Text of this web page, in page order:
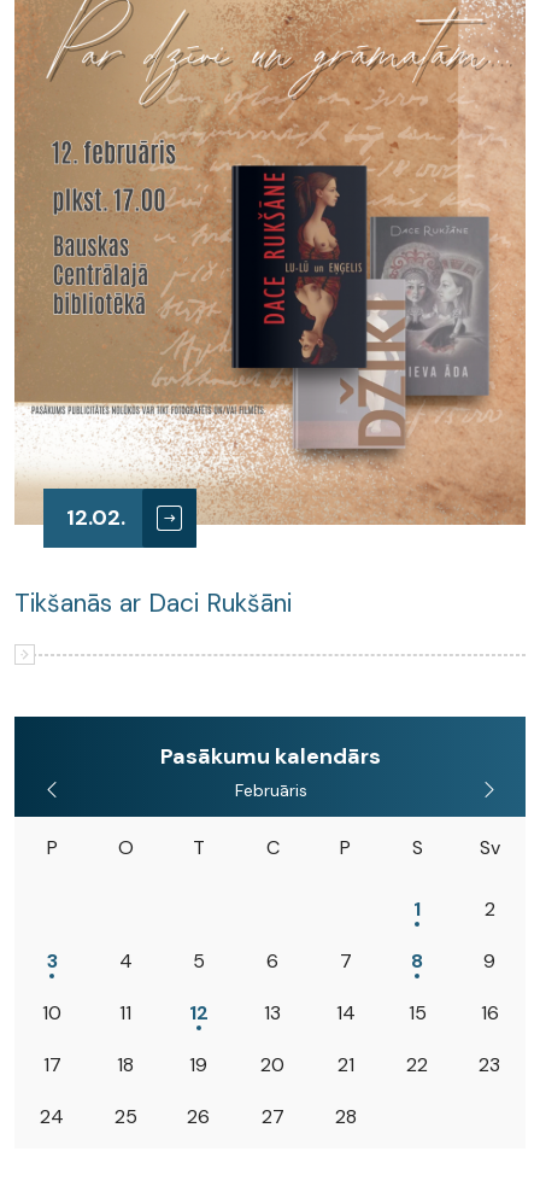
Pasākumu kalendārs
Februāris
P O T C P S Sv
1 2
3 4 5 6 7 8 9
10 11 12 13 14 15 16
17 18 19 20 21 22 23
24 25 26 27 28
12.02.
Tikšanās ar Daci Rukšāni